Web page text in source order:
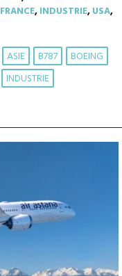
FRANCE,INDUSTRIE,USA,
ASIE B787
BOEING
INDUSTRIE